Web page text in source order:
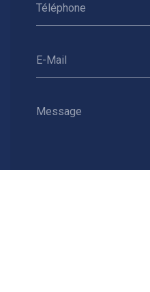
Téléphone
E-Mail
Message